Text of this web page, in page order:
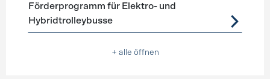
Förderprogramm für Elektro- und
Hybridtrolleybusse
+ alle öffnen